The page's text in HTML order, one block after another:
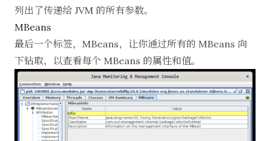
列出了传递给 JVM 的所有参数。
MBeans
最后一个标签，MBeans，让你通过所有的 MBeans 向
下钻取，以查看每个 MBeans 的属性和值。